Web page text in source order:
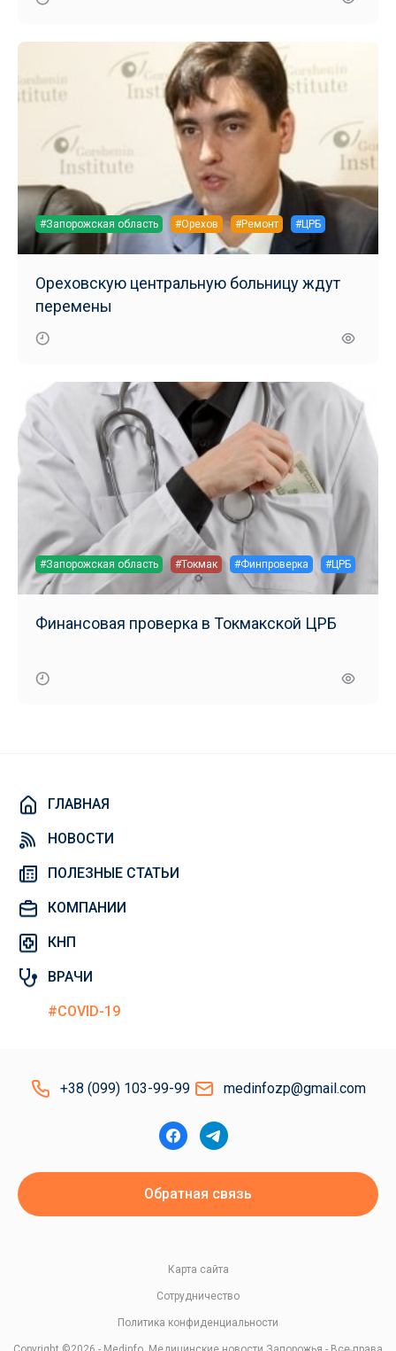
#Запорожская область #Орехов #Ремонт #ЦРБ
Ореховскую центральную больницу ждут
перемены
#Запорожская область #Токмак #Финпроверка #ЦРБ
Финансовая проверка в Токмакской ЦРБ
ГЛАВНАЯ
НОВОСТИ
ПОЛЕЗНЫЕ СТАТЬИ
КОМПАНИИ
КНП
ВРАЧИ
#COVID-19
+38 (099) 103-99-99 medinfozp@gmail.com
Обратная связь
Политика конфиденциальности
Сотрудничество
Карта сайта